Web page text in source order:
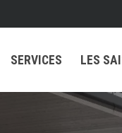
SERVICES LES